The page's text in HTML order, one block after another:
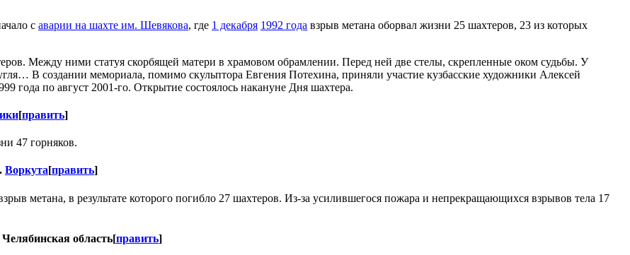
с аварии на шахте им. Шевякова, где 1 декабря 1992 года взрыв метана оборвал жизни 25 шахтеров, 23 из которых
Между ними статуя скорбящей матери в храмовом обрамлении. Перед ней две стелы, скрепленные оком судьбы. У
В создании мемориала, помимо скульптора Евгения Потехина, приняли участие кузбасские художники Алексей
года по август 2001-го. Открытие состоялось накануне Дня шахтера.
[править]
47 горняков.
Воркута[править]
метана, в результате которого погибло 27 шахтеров. Из-за усилившегося пожара и непрекращающихся взрывов тела 17
Челябинская область[править]